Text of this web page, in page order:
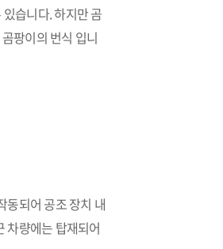
습니다. 하지만 곰
팡이의 번식 입니
동되어 공조 장치 내
차량에는 탑재되어